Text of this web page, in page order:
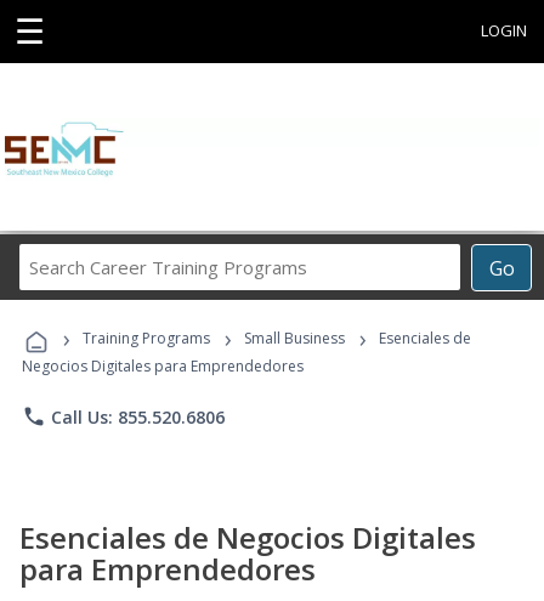
☰ LOGIN
Go
Career
Programs
› Training Programs › Small Business ›
Esenciales de
Negocios Digitales para Emprendedores
phone Call Us: 855.520.6806
Esenciales de Negocios Digitales
para Emprendedores